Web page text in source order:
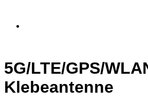
5G/LTE/GPS/
Klebeantenne